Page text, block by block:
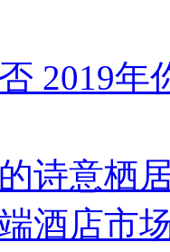
2019年
诗意栖
酒店市